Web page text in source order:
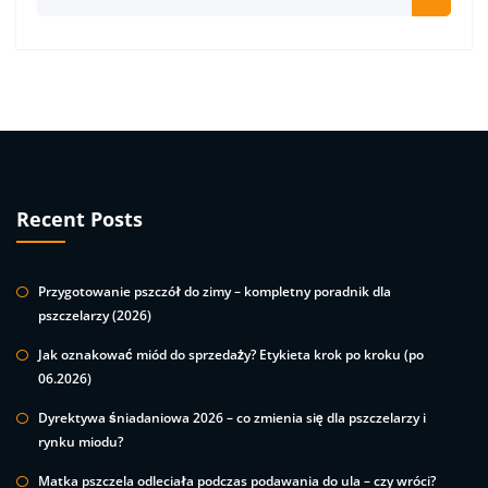
Recent Posts
Przygotowanie pszczół do zimy – kompletny poradnik dla
pszczelarzy (2026)
Jak oznakować miód do sprzedaży? Etykieta krok po kroku (po
06.2026)
Dyrektywa śniadaniowa 2026 – co zmienia się dla pszczelarzy i
rynku miodu?
Matka pszczela odleciała podczas podawania do ula – czy wróci?